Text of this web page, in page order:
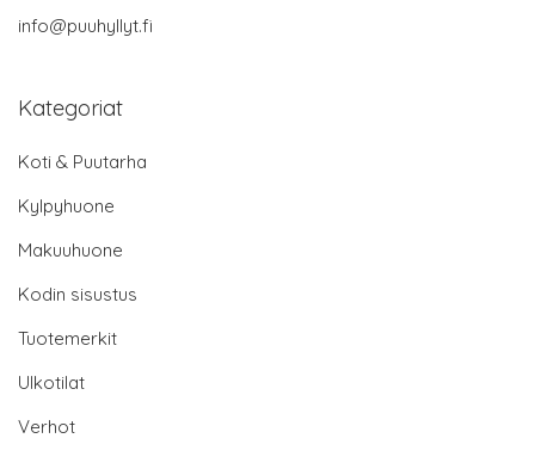
info@puuhyllyt.fi
Kategoriat
Koti & Puutarha
Kylpyhuone
Makuuhuone
Kodin sisustus
Tuotemerkit
Ulkotilat
Verhot